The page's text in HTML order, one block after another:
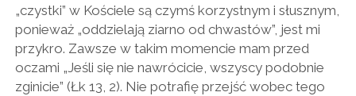
„czystki” w Kościele są czymś korzystnym i słusznym,
ponieważ „oddzielają ziarno od chwastów”, jest mi
przykro. Zawsze w takim momencie mam przed
oczami „Jeśli się nie nawrócicie, wszyscy podobnie
zginicie” (Łk 13, 2). Nie potrafię przejść wobec tego